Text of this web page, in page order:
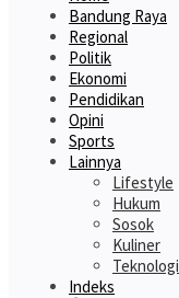
Bandung Raya
Regional
Politik
Ekonomi
Pendidikan
Opini
Sports
Lainnya
Lifestyle
Hukum
Sosok
Kuliner
Teknologi
Indeks